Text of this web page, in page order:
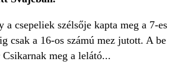
csepeliek szélsője kapta meg a 7-es
csak a 16-os számú mez jutott. A be
Csikarnak meg a lelátó...